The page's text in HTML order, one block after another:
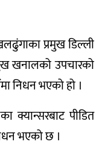
प्रमुख डिल्ली
खनालको उपचारको
निधन भएको हो ।
क्यान्सरबाट पीडित
भएको छ ।